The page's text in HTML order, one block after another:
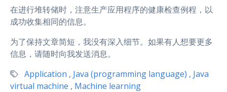
在进行堆转储时，注意生产应用程序的健康检查例程，以
成功收集相同的信息。
为了保持文章简短，我没有深入细节。如果有人想要更多
信息，请随时向我发送消息。
Application , Java (programming language) , Java
virtual machine , Machine learning